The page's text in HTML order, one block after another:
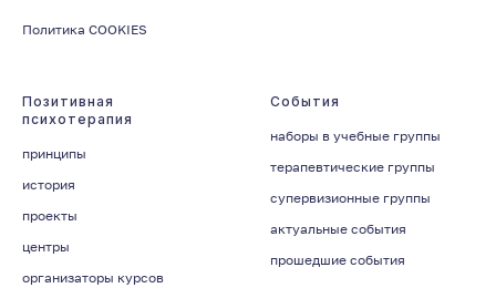
Политика COOKIES
Позитивная
психотерапия
принципы
история
проекты
центры
организаторы курсов
События
наборы в учебные группы
терапевтические группы
супервизионные группы
актуальные события
прошедшие события